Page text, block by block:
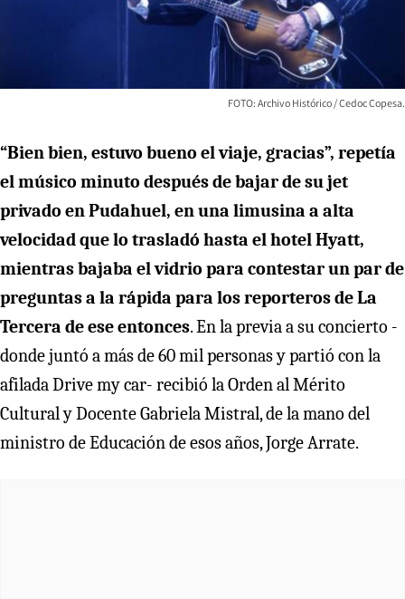
FOTO: Archivo Histórico / Cedoc Copesa.
“Bien bien, estuvo bueno el viaje, gracias”, repetía
el músico minuto después de bajar de su jet
privado en Pudahuel, en una limusina a alta
velocidad que lo trasladó hasta el hotel Hyatt,
mientras bajaba el vidrio para contestar un par de
preguntas a la rápida para los reporteros de La
Tercera de ese entonces. En la previa a su concierto -
donde juntó a más de 60 mil personas y partió con la
afilada Drive my car- recibió la Orden al Mérito
Cultural y Docente Gabriela Mistral, de la mano del
ministro de Educación de esos años, Jorge Arrate.